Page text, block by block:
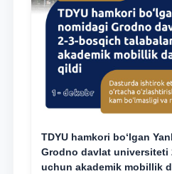
TDYU hamkori bo‘lgan
Grodno davlat universiteti 2-3-bosqich talabalari
uchun akademik mobillik